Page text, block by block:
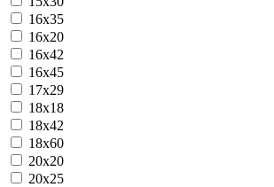
16x35
16х20
16х42
16х45
17х29
18х18
18х42
18х60
20x20
20x25